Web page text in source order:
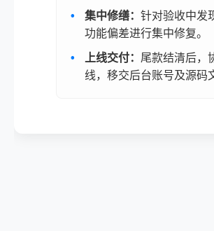
集中修缮： 针对验收中发
功能偏差进行集中修复。
上线交付： 尾款结清后，
线，移交后台账号及源码